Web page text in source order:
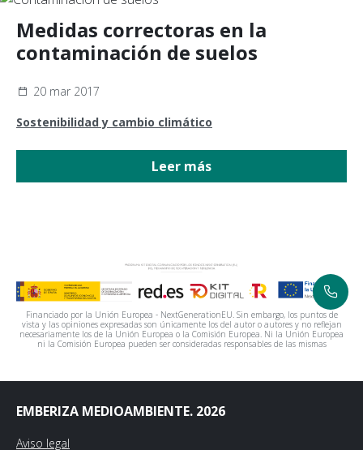
Medidas correctoras en la
contaminación de suelos
20 mar 2017
Sostenibilidad y cambio climático
Leer más
Financiado por la Unión Europea - NextGenerationEU. Sin embargo, los puntos de
vista y las opiniones expresadas son únicamente los del autor o autores y no reflejan
necesariamente los de la Unión Europea o la Comisión Europea. Ni la Unión Europea
ni la Comisión Europea pueden ser consideradas responsables de las mismas
EMBERIZA MEDIOAMBIENTE. 2026
Aviso legal